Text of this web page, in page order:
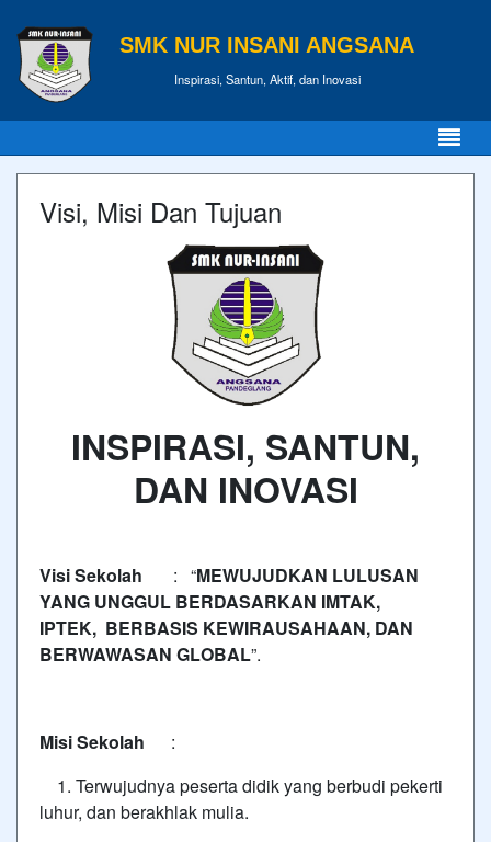
SMK NUR INSANI ANGSANA
Inspirasi, Santun, Aktif, dan Inovasi
Visi, Misi Dan Tujuan
INSPIRASI, SANTUN,
DAN INOVASI
Visi Sekolah : “MEWUJUDKAN LULUSAN
YANG UNGGUL BERDASARKAN IMTAK,
IPTEK, BERBASIS KEWIRAUSAHAAN, DAN
BERWAWASAN GLOBAL”.
Misi Sekolah :
1. Terwujudnya peserta didik yang berbudi pekerti
luhur, dan berakhlak mulia.